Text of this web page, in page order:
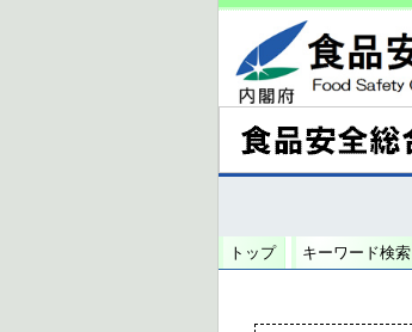
トップ キーワード検索